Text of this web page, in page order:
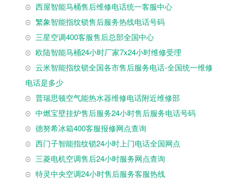
西屋智能马桶售后维修电话统一客服中心
繁象智能指纹锁售后服务热线电话号码
三星空调400客服售后总部全国中心
欧陆智能马桶24小时厂家7x24小时维修受理
云米智能指纹锁全国各市售后服务电话-全国统一维修
电话是多少
普瑞思顿空气能热水器维修电话附近维修部
中燃宝壁挂炉售后服务24小时售后服务电话号码
德努希冰箱400客服报修网点查询
西门子智能指纹锁24小时上门电话全国网点
三菱电机空调售后24小时服务网点查询
特灵中央空调24小时售后服务客服热线